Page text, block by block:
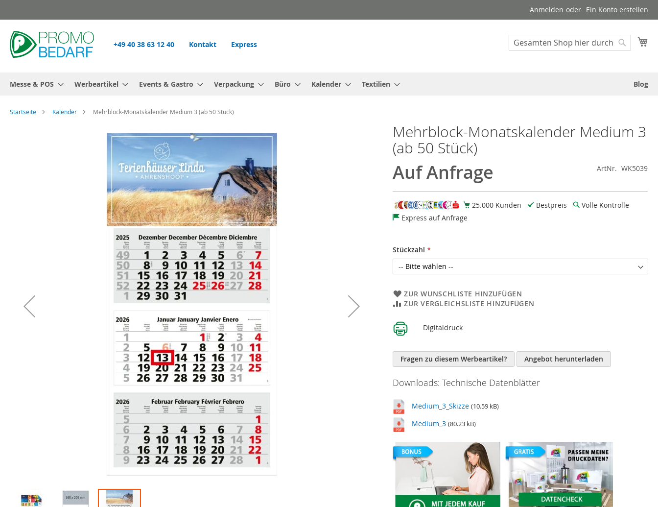
Inhalt
springen
Anmelden Ein Konto erstellen
Suche
Suche
+49 40 38 63 12 40 Kontakt Express
Messe & POS Werbeartikel Events & Gastro Verpackung Büro Kalender Textilien Blog
Startseite Kalender Mehrblock-Monatskalender Medium 3 (ab 50 Stück)
Mehrblock-Monatskalender Medium 3
(ab 50 Stück)
Auf Anfrage ArtNr. WK5039
25.000 Kunden Bestpreis
Volle Kontrolle
Express auf Anfrage
Stückzahl
ZUR WUNSCHLISTE HINZUFÜGEN
ZUR VERGLEICHSLISTE HINZUFÜGEN
Weitere
Informationen
Digitaldruck
Fragen zu diesem Werbeartikel? Angebot herunterladen
Downloads: Technische Datenblätter
Medium_3_Skizze (10.59 kB)
Medium_3 (80.23 kB)